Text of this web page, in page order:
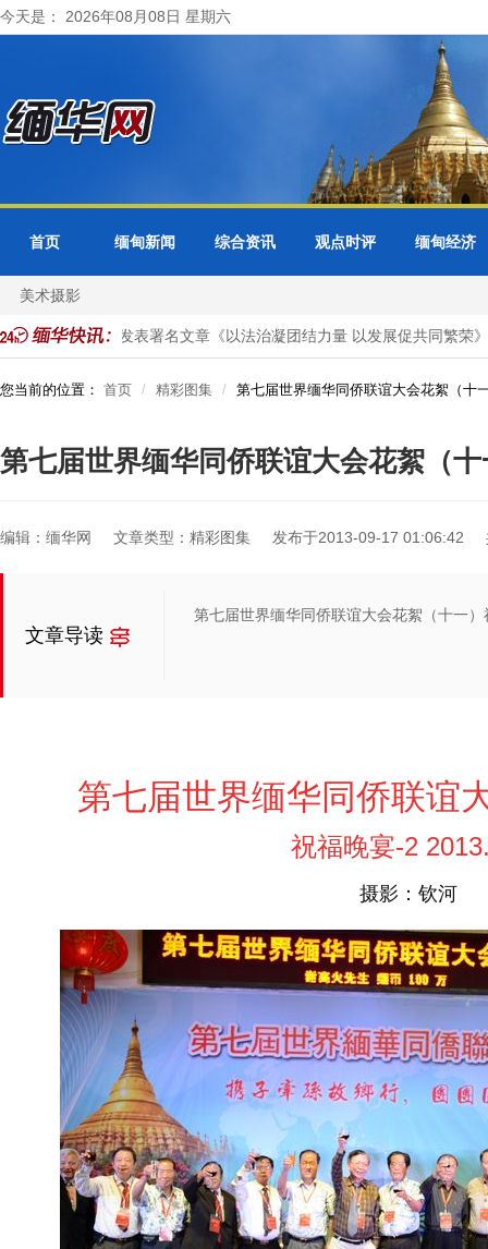
今天是： 2026年08月08日 星期六
首页 缅甸新闻 综合资讯 观点时评 缅甸经济
美术摄影
官媒发表署名文章《以法治凝团结力量 以发展促共同繁荣》 美国
您当前的位置： 首页 精彩图集 第七届世界缅华同侨联谊大会花絮（十
第七届世界缅华同侨联谊大会花絮（
编辑：缅华网 文章类型：精彩图集 发布于2013-09-17 01:06:42
文章导读
第七届世界缅华同侨联谊大会花絮（十一
第七届世界缅华同侨联谊
祝福晚宴-2
摄影：钦河